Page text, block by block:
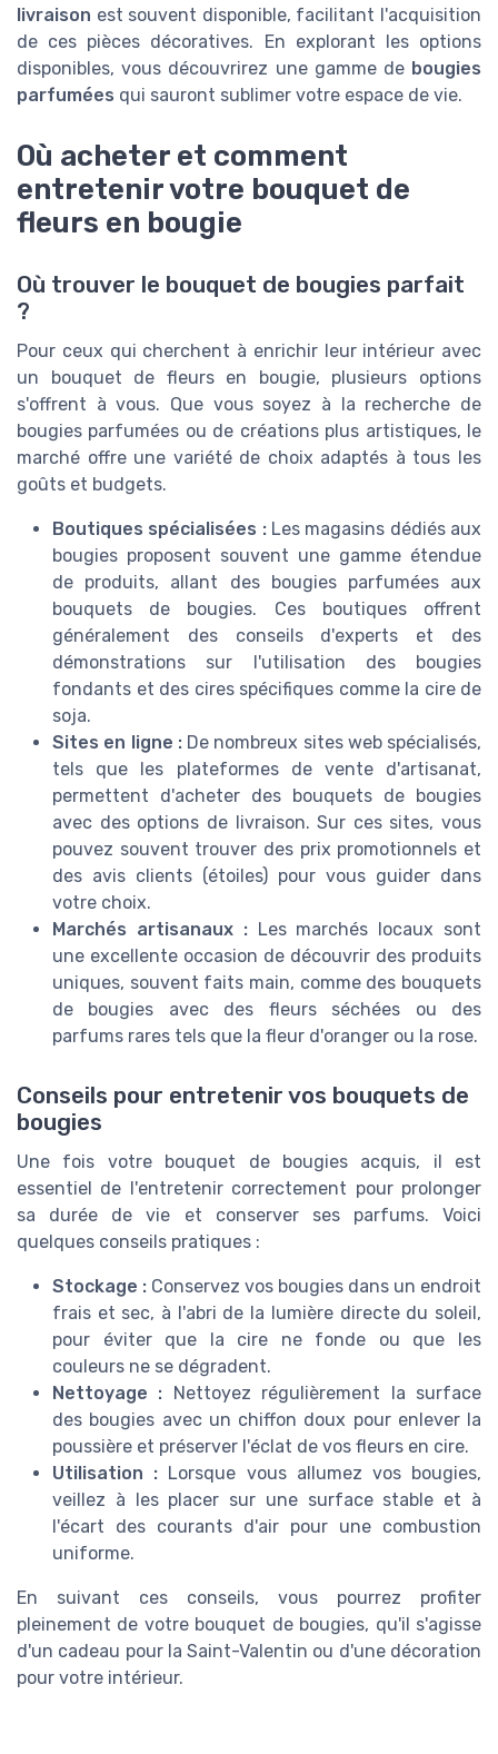
livraison est souvent disponible, facilitant l'acquisition
de ces pièces décoratives. En explorant les options
disponibles, vous découvrirez une gamme de bougies
parfumées qui sauront sublimer votre espace de vie.
Où acheter et comment
entretenir votre bouquet de
fleurs en bougie
Où trouver le bouquet de bougies parfait
?
Pour ceux qui cherchent à enrichir leur intérieur avec
un bouquet de fleurs en bougie, plusieurs options
s'offrent à vous. Que vous soyez à la recherche de
bougies parfumées ou de créations plus artistiques, le
marché offre une variété de choix adaptés à tous les
goûts et budgets.
Boutiques spécialisées :Les magasins dédiés aux
bougies proposent souvent une gamme étendue
de produits, allant des bougies parfumées aux
bouquets de bougies. Ces boutiques offrent
généralement des conseils d'experts et des
démonstrations sur l'utilisation des bougies
fondants et des cires spécifiques comme la cire de
soja.
Sites en ligne :De nombreux sites web spécialisés,
tels que les plateformes de vente d'artisanat,
permettent d'acheter des bouquets de bougies
avec des options de livraison. Sur ces sites, vous
pouvez souvent trouver des prix promotionnels et
des avis clients (étoiles) pour vous guider dans
votre choix.
Marchés artisanaux :Les marchés locaux sont
une excellente occasion de découvrir des produits
uniques, souvent faits main, comme des bouquets
de bougies avec des fleurs séchées ou des
parfums rares tels que la fleur d'oranger ou la rose.
Conseils pour entretenir vos bouquets de
bougies
Une fois votre bouquet de bougies acquis, il est
essentiel de l'entretenir correctement pour prolonger
sa durée de vie et conserver ses parfums. Voici
quelques conseils pratiques :
Stockage : Conservez vos bougies dans un endroit
frais et sec, à l'abri de la lumière directe du soleil,
pour éviter que la cire ne fonde ou que les
couleurs ne se dégradent.
Nettoyage : Nettoyez régulièrement la surface
des bougies avec un chiffon doux pour enlever la
poussière et préserver l'éclat de vos fleurs en cire.
Utilisation : Lorsque vous allumez vos bougies,
veillez à les placer sur une surface stable et à
l'écart des courants d'air pour une combustion
uniforme.
En suivant ces conseils, vous pourrez profiter
pleinement de votre bouquet de bougies, qu'il s'agisse
d'un cadeau pour la Saint-Valentin ou d'une décoration
pour votre intérieur.